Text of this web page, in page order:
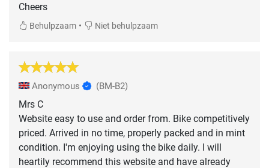
Cheers
Behulpzaam • Niet behulpzaam
Anonymous (BM-B2)
Mrs C
Website easy to use and order from. Bike competitively
priced. Arrived in no time, properly packed and in mint
condition. I'm enjoying using the bike daily. I will
heartily recommend this website and have already